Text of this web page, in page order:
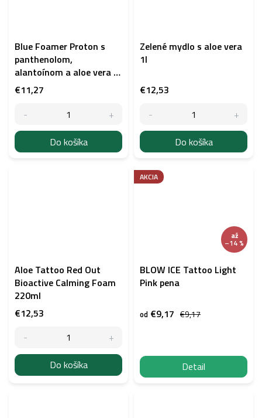
Blue Foamer Proton s
panthenolom,
alantoínom a aloe vera -
čistiaca pena - 220 ml.
€11,27
Do košíka
Zelené mydlo s aloe vera
1l
€12,53
Do košíka
Aloe Tattoo Red Out
Bioactive Calming Foam
220ml
€12,53
Do košíka
AKCIA
až
–14 %
BLOW ICE Tattoo Light
Pink pena
€9,17
od €9,17
Detail